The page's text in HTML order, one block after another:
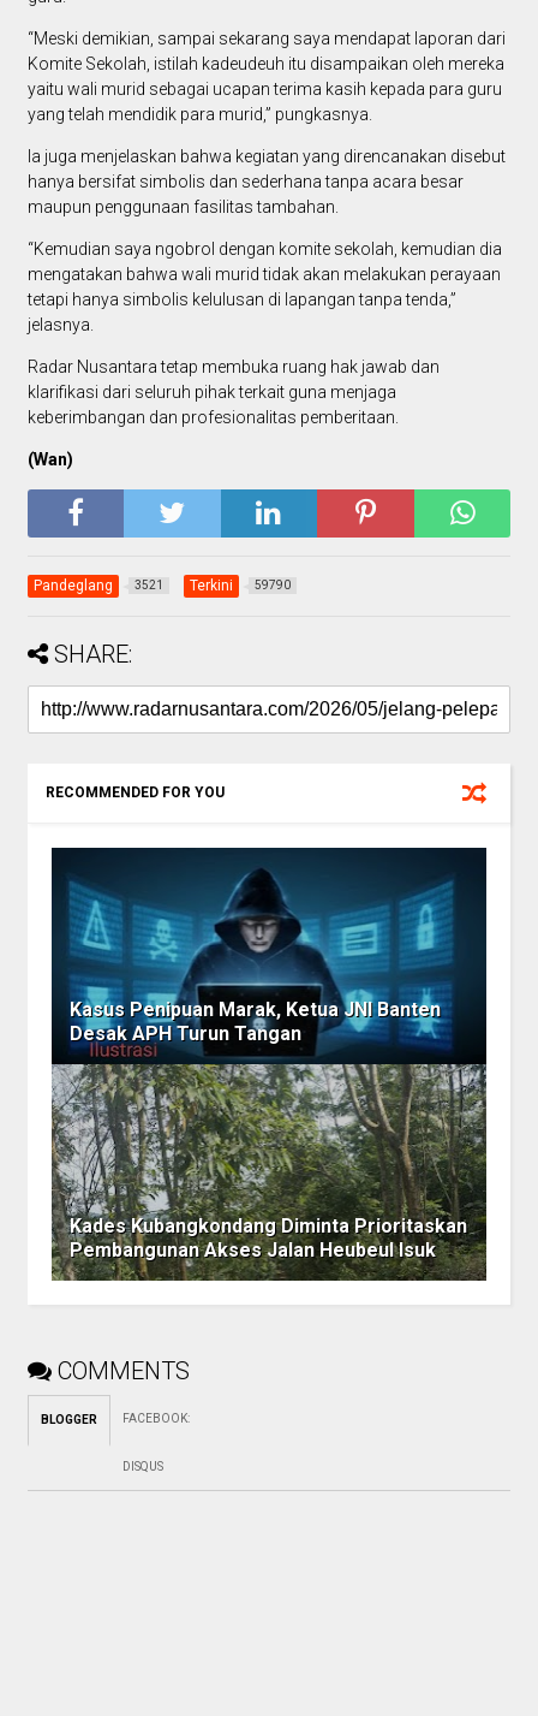
“Meski demikian, sampai sekarang saya mendapat laporan dari
Komite Sekolah, istilah kadeudeuh itu disampaikan oleh mereka
yaitu wali murid sebagai ucapan terima kasih kepada para guru
yang telah mendidik para murid,” pungkasnya.
Ia juga menjelaskan bahwa kegiatan yang direncanakan disebut
hanya bersifat simbolis dan sederhana tanpa acara besar
maupun penggunaan fasilitas tambahan.
“Kemudian saya ngobrol dengan komite sekolah, kemudian dia
mengatakan bahwa wali murid tidak akan melakukan perayaan
tetapi hanya simbolis kelulusan di lapangan tanpa tenda,”
jelasnya.
Radar Nusantara tetap membuka ruang hak jawab dan
klarifikasi dari seluruh pihak terkait guna menjaga
keberimbangan dan profesionalitas pemberitaan.
(Wan)
Pandeglang 3521 Terkini 59790
SHARE:
RECOMMENDED FOR YOU
Kasus Penipuan Marak, Ketua JNI Banten
Desak APH Turun Tangan
Kades Kubangkondang Diminta Prioritaskan
Pembangunan Akses Jalan Heubeul Isuk
COMMENTS
BLOGGER FACEBOOK:
DISQUS